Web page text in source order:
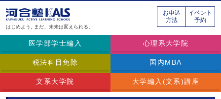
はじめよう。まだ、未来は変えられる。
お申込
方法
イベント
予約
医学部学士編入 心理系大学院
税法科目免除 国内MBA
文系大学院 大学編入(文系)講座